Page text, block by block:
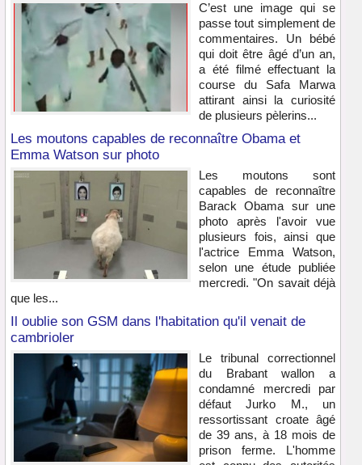
C’est une image qui se
passe tout simplement de
commentaires. Un bébé
qui doit être âgé d’un an,
a été filmé effectuant la
course du Safa Marwa
attirant ainsi la curiosité
de plusieurs pèlerins...
Les moutons capables de reconnaître Obama et
Emma Watson sur photo
Les moutons sont
capables de reconnaître
Barack Obama sur une
photo après l'avoir vue
plusieurs fois, ainsi que
l'actrice Emma Watson,
selon une étude publiée
mercredi. "On savait déjà
que les...
Il oublie son GSM dans l'habitation qu'il venait de
cambrioler
Le tribunal correctionnel
du Brabant wallon a
condamné mercredi par
défaut Jurko M., un
ressortissant croate âgé
de 39 ans, à 18 mois de
prison ferme. L'homme